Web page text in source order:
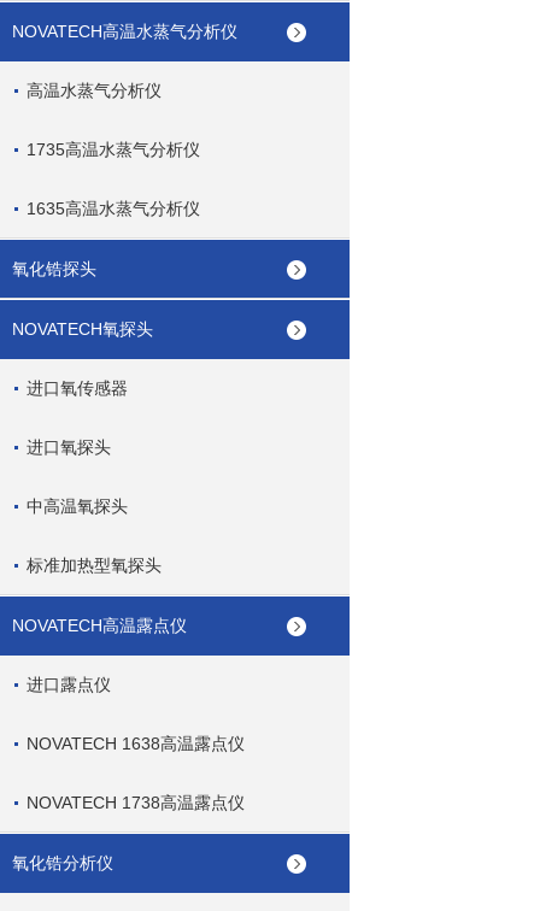
NOVATECH高温水蒸气分析仪
高温水蒸气分析仪
1735高温水蒸气分析仪
1635高温水蒸气分析仪
氧化锆探头
NOVATECH氧探头
进口氧传感器
进口氧探头
中高温氧探头
标准加热型氧探头
NOVATECH高温露点仪
进口露点仪
NOVATECH 1638高温露点仪
NOVATECH 1738高温露点仪
氧化锆分析仪